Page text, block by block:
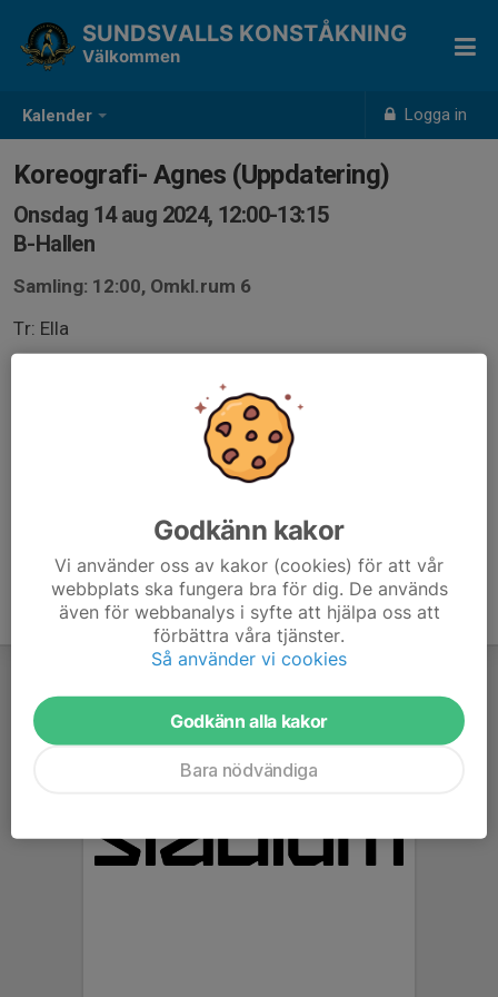
Kalender Logga in
SUNDSVALLS KONSTÅKNING
Välkommen
Koreografi- Agnes (Uppdatering)
Onsdag 14 aug 2024, 12:00-13:15
B-Hallen
Samling: 12:00, Omkl.rum 6
Tr: Ella
Godkänn kakor
Vi använder oss av kakor (cookies) för att vår
webbplats ska fungera bra för dig. De används
även för webbanalys i syfte att hjälpa oss att
förbättra våra tjänster.
Så använder vi cookies
Godkänn alla kakor
Bara nödvändiga